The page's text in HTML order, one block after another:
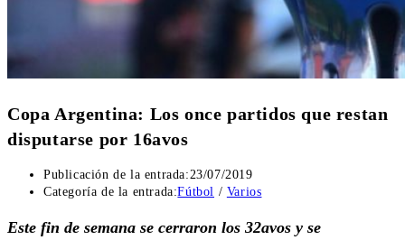
Copa Argentina: Los once partidos que restan
disputarse por 16avos
Publicación de la entrada:23/07/2019
Categoría de la entrada:Fútbol / Varios
Este fin de semana se cerraron los 32avos y se